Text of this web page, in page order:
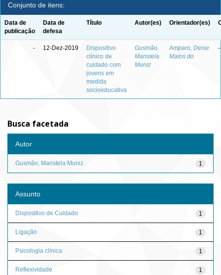
Conjunto de itens:
Data de
publicação
Data de
defesa
Título Autor(es) Orientador(es)
- 12-Dez-2019
Dispositivo
clínico de
cuidado com
jovens em
medida
socioeducativa
Gusmão,
Maristela
Muniz
Amparo, Deise
Matos do
-
Busca facetada
Autor
1
Gusmão, Maristela Muniz
Assunto
1
Dispositivo de Cuidado
1
Ligação
1
Psicologia clínica
1
Reflexividade